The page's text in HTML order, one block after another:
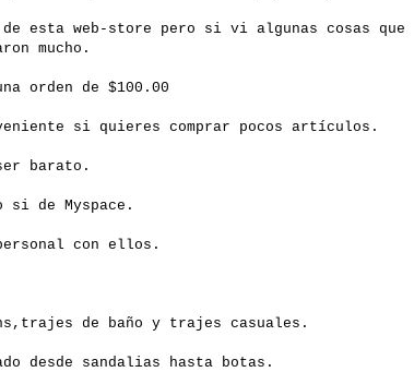
esta web-store pero si vi algunas cosas que
mucho.
orden de $100.00
si quieres comprar pocos artículos .
barato.
si de Myspace .
con ellos.
,trajes de baño y trajes casuales.
desde sandalias hasta botas.